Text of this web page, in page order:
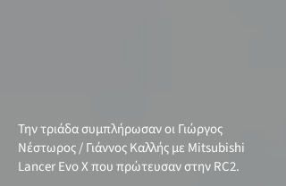
Την τριάδα συμπλήρωσαν οι Γιώργος
Νέστωρος / Γιάννος Καλλής με Mitsubishi
Lancer Evo X που πρώτευσαν στην RC2.